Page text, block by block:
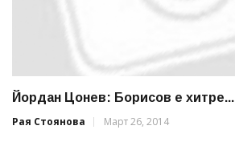
Йордан Цонев: Борисов е хитре...
Рая Стоянова
Март 26, 2014